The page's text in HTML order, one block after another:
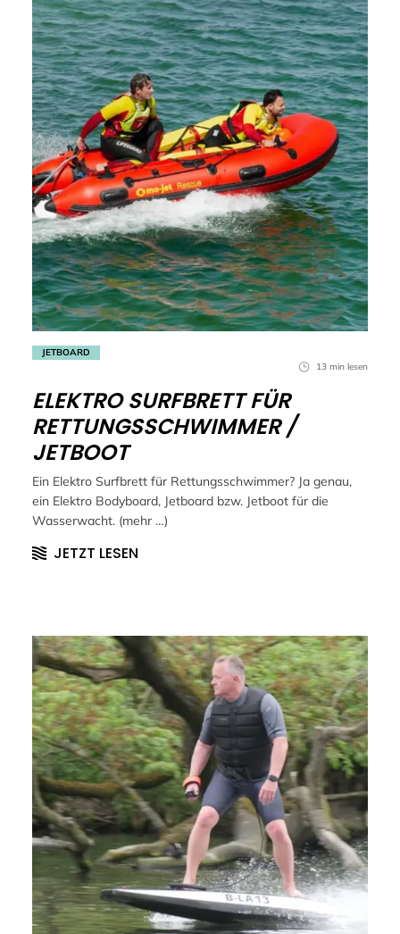
JETBOARD
13 min lesen
ELEKTRO SURFBRETT FÜR
RETTUNGSSCHWIMMER /
JETBOOT
Ein Elektro Surfbrett für Rettungsschwimmer? Ja genau,
ein Elektro Bodyboard, Jetboard bzw. Jetboot für die
Wasserwacht. (mehr …)
JETZT LESEN